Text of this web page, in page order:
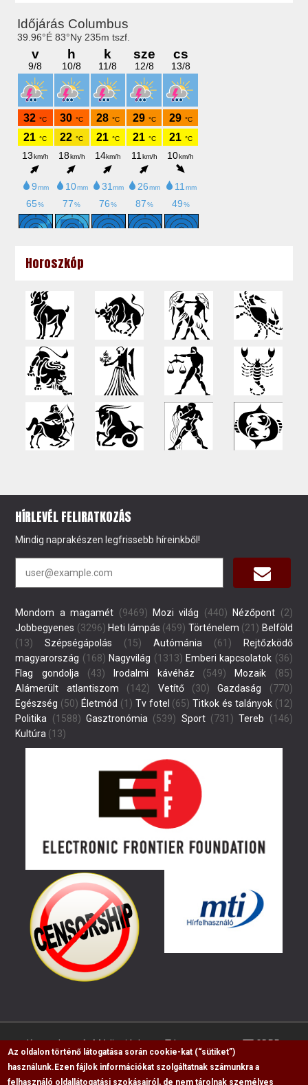
Horoszkóp
HÍRLEVÉL FELIRATKOZÁS
Mindig naprakészen legfrissebb híreinkből!
Mondom a magamét (9469) Mozi világ (440) Nézőpont (2)
Jobbegyenes (3296) Heti lámpás (459) Történelem (21) Belföld
(13)
Szépségápolás (15) Autómánia(61)
Rejtőzködő
magyarország (168) Nagyvilág (1313) Emberi kapcsolatok (36)
Flag gondolja(43) Irodalmi kávéház (549) Mozaik (85)
Alámerült atlantiszom (142) Vetítő(30) Gazdaság (770)
Egészség (50) Életmód (1) Tv fotel (65) Titkok és talányok(12)
Politika (1588) Gasztronómia (539) Sport(731) Tereb (146)
Kultúra (13)
Kapcsolat Médiaajánlat Impresszum GDPR
Az oldalon történő látogatása során cookie-kat (“sütiket”)
használunk. Ezen fájlok információkat szolgáltatnak számunkra a
felhasználó oldallátogatási szokásairól, de nem tárolnak személyes